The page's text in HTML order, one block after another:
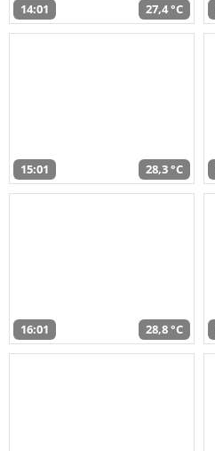
14:01 27,4 °C
15:01 28,3 °C
16:01 28,8 °C